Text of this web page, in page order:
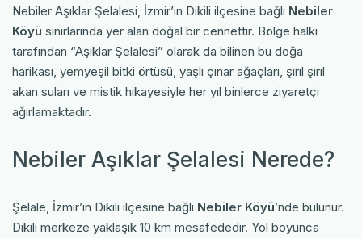
Nebiler Aşıklar Şelalesi, İzmir’in Dikili ilçesine bağlı Nebiler
Köyü sınırlarında yer alan doğal bir cennettir. Bölge halkı
tarafından “Aşıklar Şelalesi” olarak da bilinen bu doğa
harikası, yemyeşil bitki örtüsü, yaşlı çınar ağaçları, şırıl şırıl
akan suları ve mistik hikayesiyle her yıl binlerce ziyaretçi
ağırlamaktadır.
Nebiler Aşıklar Şelalesi Nerede?
Şelale, İzmir’in Dikili ilçesine bağlı Nebiler Köyü’nde bulunur.
Dikili merkeze yaklaşık 10 km mesafededir. Yol boyunca